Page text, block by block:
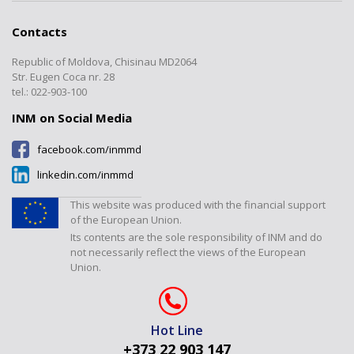
Cooperation
Contacts
Frequency Measurements”
Laboratory
”Temperature and Humidity
Measurements” Laboratory
”Dimensional Measurements”
Laboratory
”Flow and Volume” Laboratory
”Physical-Chemical
Measurements” Laboratory
Laboratorul "Presiuni și forțe"
Documents
Certified products register
Tariffs
Verification/Expertise
Contacts
Republic of Moldova, Chisinau MD2064
Str. Eugen Coca nr. 28
tel.: 022-903-100
INM on Social Media
facebook.com/inmmd
linkedin.com/inmmd
This website was produced with the financial support
of the European Union.
Its contents are the sole responsibility of INM and do
not necessarily reflect the views of the European
Union.
Hot Line
+373 22 903 147